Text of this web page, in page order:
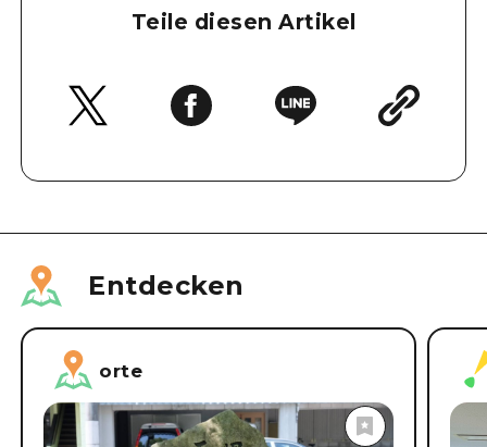
Teile diesen Artikel
Entdecken
orte